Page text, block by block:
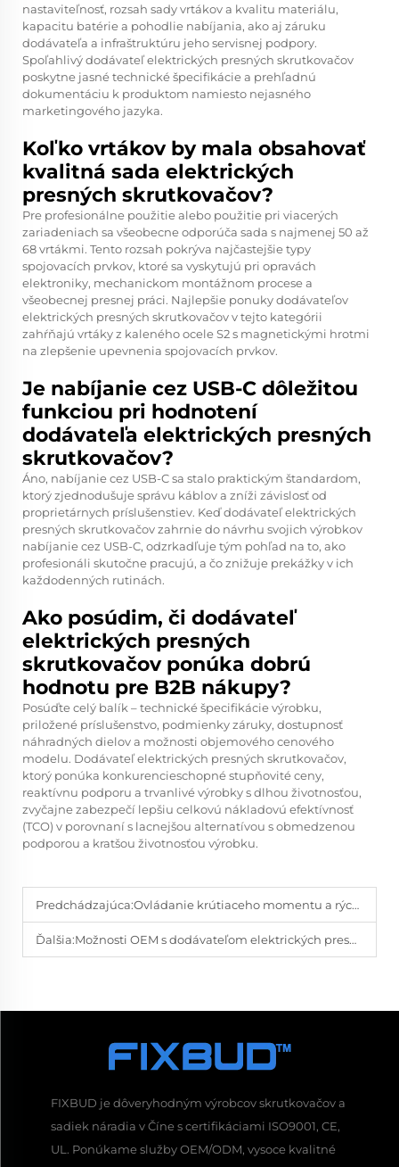
nastaviteľnosť, rozsah sady vrtákov a kvalitu materiálu,
kapacitu batérie a pohodlie nabíjania, ako aj záruku
dodávateľa a infraštruktúru jeho servisnej podpory.
Spoľahlivý dodávateľ elektrických presných skrutkovačov
poskytne jasné technické špecifikácie a prehľadnú
dokumentáciu k produktom namiesto nejasného
marketingového jazyka.
Koľko vrtákov by mala obsahovať
kvalitná sada elektrických
presných skrutkovačov?
Pre profesionálne použitie alebo použitie pri viacerých
zariadeniach sa všeobecne odporúča sada s najmenej 50 až
68 vrtákmi. Tento rozsah pokrýva najčastejšie typy
spojovacích prvkov, ktoré sa vyskytujú pri opravách
elektroniky, mechanickom montážnom procese a
všeobecnej presnej práci. Najlepšie ponuky dodávateľov
elektrických presných skrutkovačov v tejto kategórii
zahŕňajú vrtáky z kaleného ocele S2 s magnetickými hrotmi
na zlepšenie upevnenia spojovacích prvkov.
Je nabíjanie cez USB-C dôležitou
funkciou pri hodnotení
dodávateľa elektrických presných
skrutkovačov?
Áno, nabíjanie cez USB-C sa stalo praktickým štandardom,
ktorý zjednodušuje správu káblov a zníži závislosť od
proprietárnych príslušenstiev. Keď dodávateľ elektrických
presných skrutkovačov zahrnie do návrhu svojich výrobkov
nabíjanie cez USB-C, odzrkadľuje tým pohľad na to, ako
profesionáli skutočne pracujú, a čo znižuje prekážky v ich
každodenných rutinách.
Ako posúdim, či dodávateľ
elektrických presných
skrutkovačov ponúka dobrú
hodnotu pre B2B nákupy?
Posúďte celý balík – technické špecifikácie výrobku,
priložené príslušenstvo, podmienky záruky, dostupnosť
náhradných dielov a možnosti objemového cenového
modelu. Dodávateľ elektrických presných skrutkovačov,
ktorý ponúka konkurencieschopné stupňovité ceny,
reaktívnu podporu a trvanlivé výrobky s dlhou životnosťou,
zvyčajne zabezpečí lepšiu celkovú nákladovú efektívnosť
(TCO) v porovnaní s lacnejšou alternatívou s obmedzenou
podporou a kratšou životnosťou výrobku.
Predchádzajúca:Ovládanie krútiaceho momentu a rýchlosti: Čo by Váš dodávateľ mal ponúkať
Ďalšia:Možnosti OEM s dodávateľom elektrických presných skrutkovačov
FIXBUD je dôveryhodným výrobcov skrutkovačov a
sadiek náradia v Číne s certifikáciami ISO9001, CE,
UL. Ponúkame služby OEM/ODM, vysoce kvalitné